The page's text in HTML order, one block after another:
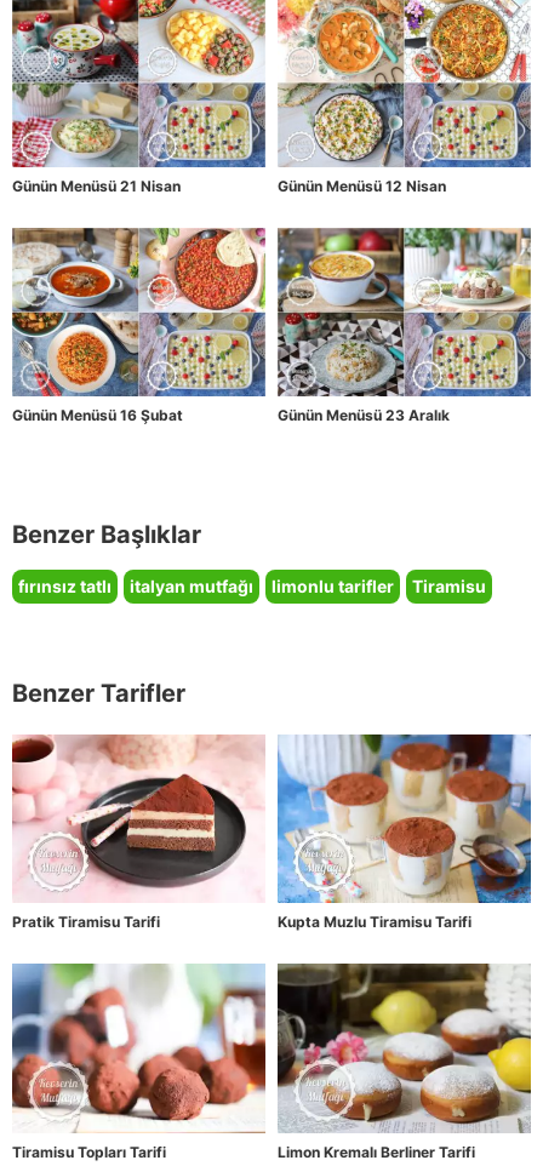
Günün Menüsü 21 Nisan Günün Menüsü 12 Nisan
Günün Menüsü 16 Şubat Günün Menüsü 23 Aralık
Benzer Başlıklar
fırınsız tatlı italyan mutfağı limonlu tarifler Tiramisu
Benzer Tarifler
Pratik Tiramisu Tarifi Kupta Muzlu Tiramisu Tarifi
Tiramisu Topları Tarifi Limon Kremalı Berliner Tarifi